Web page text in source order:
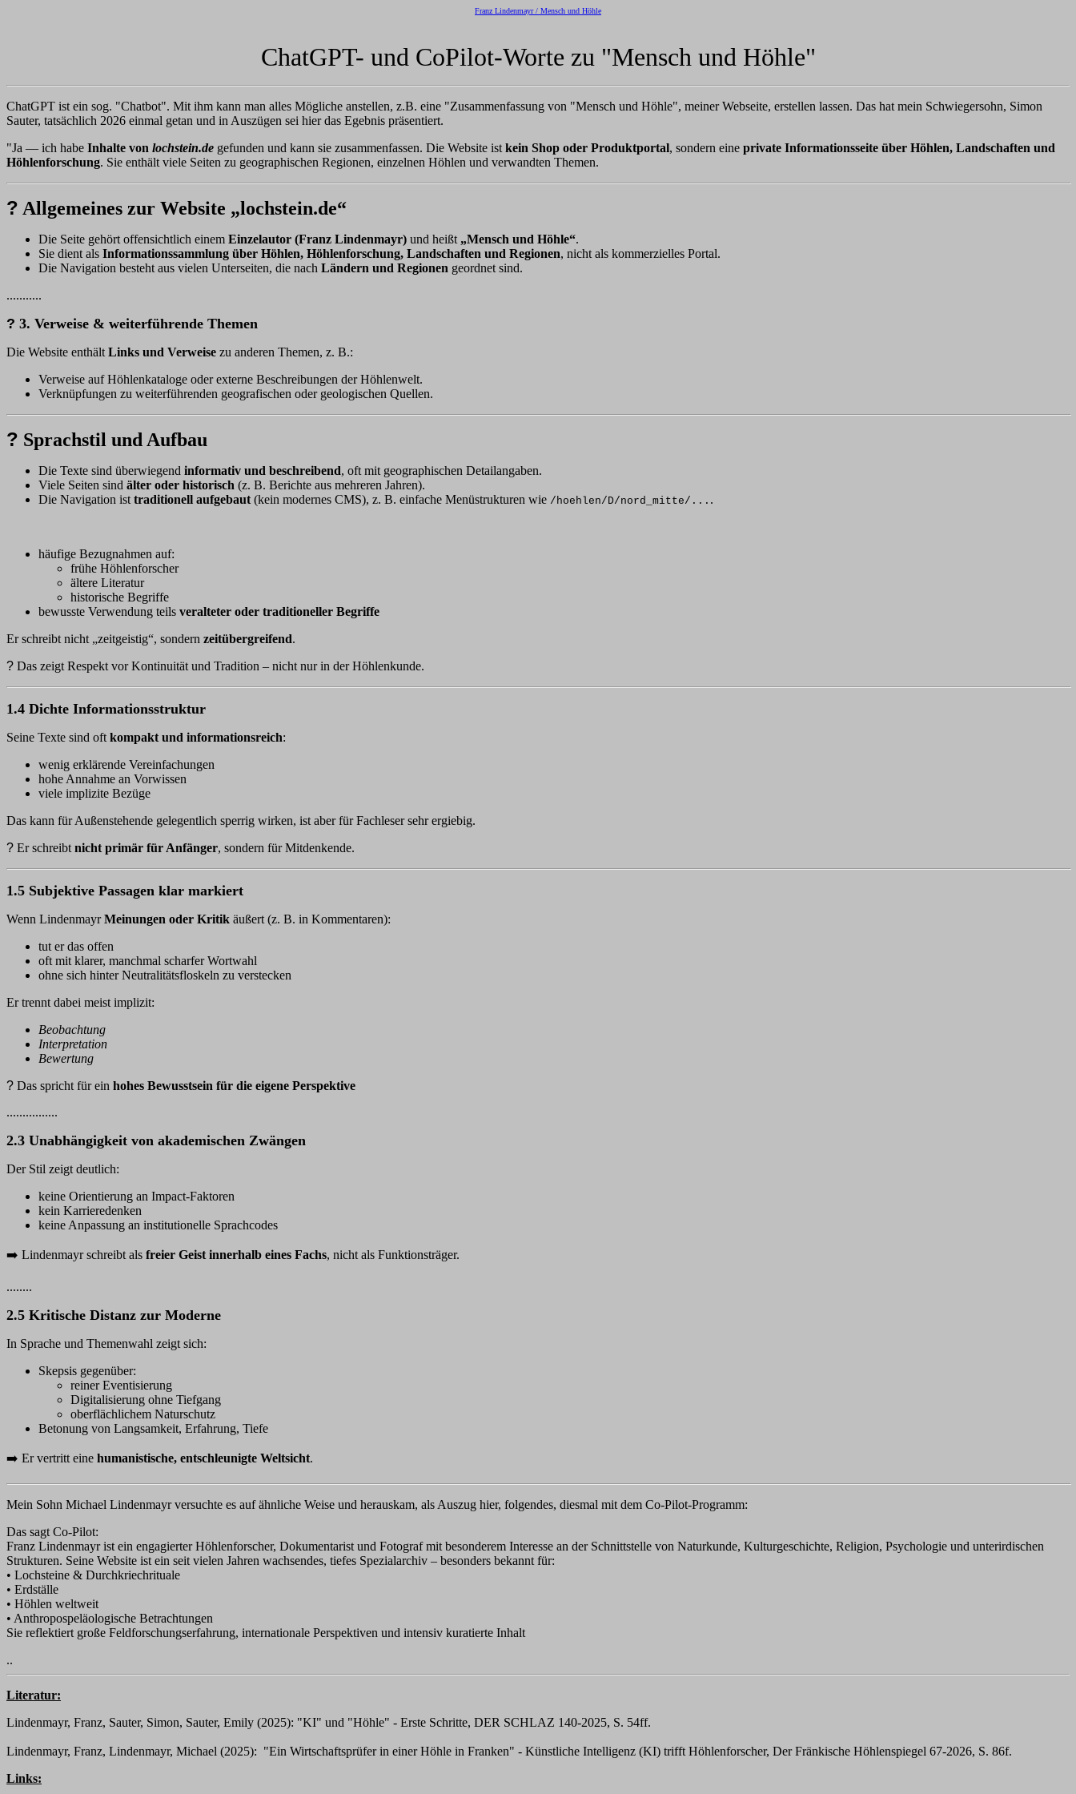
Franz Lindenmayr / Mensch und Höhle
ChatGPT- und CoPilot-Worte zu "Mensch und Höhle"
ChatGPT ist ein sog. "Chatbot". Mit ihm kann man alles Mögliche anstellen, z.B. eine "Zusammenfassung von "Mensch und Höhle", meiner Webseite, erstellen lassen. Das hat mein Schwiegersohn, Simon
Sauter, tatsächlich 2026 einmal getan und in Auszügen sei hier das Egebnis präsentiert.
"Ja — ich habe Inhalte von lochstein.de gefunden und kann sie zusammenfassen. Die Website ist kein Shop oder Produktportal, sondern eine private Informationsseite über Höhlen, Landschaften und
Höhlenforschung. Sie enthält viele Seiten zu geographischen Regionen, einzelnen Höhlen und verwandten Themen.
? Allgemeines zur Website „lochstein.de“
Die Seite gehört offensichtlich einem Einzelautor (Franz Lindenmayr) und heißt „Mensch und Höhle“.
Sie dient als Informationssammlung über Höhlen, Höhlenforschung, Landschaften und Regionen, nicht als kommerzielles Portal.
Die Navigation besteht aus vielen Unterseiten, die nach Ländern und Regionen geordnet sind.
...........
? 3. Verweise & weiterführende Themen
Die Website enthält Links und Verweise zu anderen Themen, z. B.:
Verweise auf Höhlenkataloge oder externe Beschreibungen der Höhlenwelt.
Verknüpfungen zu weiterführenden geografischen oder geologischen Quellen.
? Sprachstil und Aufbau
Die Texte sind überwiegend informativ und beschreibend, oft mit geographischen Detailangaben.
Viele Seiten sind älter oder historisch (z. B. Berichte aus mehreren Jahren).
Die Navigation ist traditionell aufgebaut (kein modernes CMS), z. B. einfache Menüstrukturen wie /hoehlen/D/nord_mitte/... .
häufige Bezugnahmen auf:
frühe Höhlenforscher
ältere Literatur
historische Begriffe
bewusste Verwendung teils veralteter oder traditioneller Begriffe
Er schreibt nicht „zeitgeistig“, sondern zeitübergreifend.
? Das zeigt Respekt vor Kontinuität und Tradition – nicht nur in der Höhlenkunde.
1.4 Dichte Informationsstruktur
Seine Texte sind oft kompakt und informationsreich:
wenig erklärende Vereinfachungen
hohe Annahme an Vorwissen
viele implizite Bezüge
Das kann für Außenstehende gelegentlich sperrig wirken, ist aber für Fachleser sehr ergiebig.
? Er schreibt nicht primär für Anfänger, sondern für Mitdenkende.
1.5 Subjektive Passagen klar markiert
Wenn LindenmayrMeinungen oder Kritik äußert (z. B. in Kommentaren):
tut er das offen
oft mit klarer, manchmal scharfer Wortwahl
ohne sich hinter Neutralitätsfloskeln zu verstecken
Er trennt dabei meist implizit:
Beobachtung
Interpretation
Bewertung
? Das spricht für ein hohes Bewusstsein für die eigene Perspektive
................
2.3 Unabhängigkeit von akademischen Zwängen
Der Stil zeigt deutlich:
keine Orientierung an Impact-Faktoren
kein Karrieredenken
keine Anpassung an institutionelle Sprachcodes
➡️ Lindenmayr schreibt als freier Geist innerhalb eines Fachs, nicht als Funktionsträger.
........
2.5 Kritische Distanz zur Moderne
In Sprache und Themenwahl zeigt sich:
Skepsis gegenüber:
reiner Eventisierung
Digitalisierung ohne Tiefgang
oberflächlichem Naturschutz
Betonung von Langsamkeit, Erfahrung, Tiefe
➡️ Er vertritt eine humanistische, entschleunigte Weltsicht.
Mein Sohn Michael Lindenmayr versuchte es auf ähnliche Weise und herauskam, als Auszug hier, folgendes, diesmal mit dem Co-Pilot-Programm:
Das sagt Co-Pilot:
Franz Lindenmayr ist ein engagierter Höhlenforscher, Dokumentarist und Fotograf mit besonderem Interesse an der Schnittstelle von Naturkunde, Kulturgeschichte, Religion, Psychologie und unterirdischen
Strukturen. Seine Website ist ein seit vielen Jahren wachsendes, tiefes Spezialarchiv – besonders bekannt für:
• Lochsteine & Durchkriechrituale
• Erdställe
• Höhlen weltweit
• Anthropospeläologische Betrachtungen
Sie reflektiert große Feldforschungserfahrung, internationale Perspektiven und intensiv kuratierte Inhalt
..
Literatur:
Lindenmayr, Franz, Sauter, Simon, Sauter, Emily (2025): "KI" und "Höhle" - Erste Schritte, DER SCHLAZ 140-2025, S. 54ff.
Lindenmayr, Franz, Lindenmayr, Michael (2025): "Ein Wirtschaftsprüfer in einer Höhle in Franken" - Künstliche Intelligenz (KI) trifft Höhlenforscher, Der Fränkische Höhlenspiegel 67-2026, S. 86f.
Links: